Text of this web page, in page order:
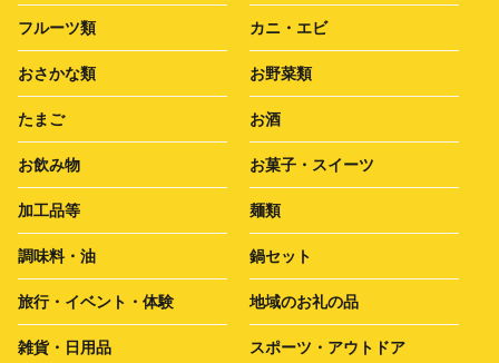
フルーツ類 カニ・エビ
おさかな類 お野菜類
たまご お酒
お飲み物 お菓子・スイーツ
加工品等 麺類
調味料・油 鍋セット
旅行・イベント・体験 地域のお礼の品
雑貨・日用品 スポーツ・アウトドア